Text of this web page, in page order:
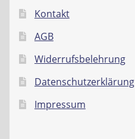
Kontakt
AGB
Widerrufsbelehrung
Datenschutzerklärung
Impressum